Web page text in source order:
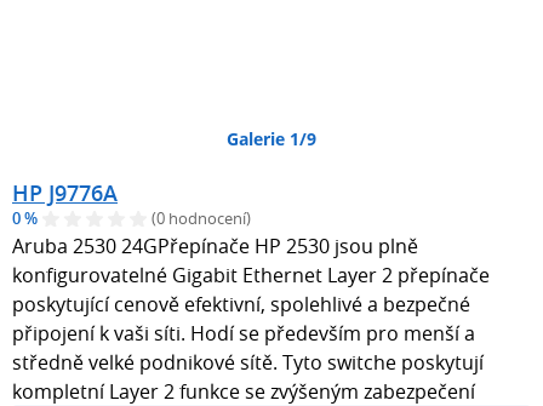
Galerie 1/9
HP J9776A
0 % (0 hodnocení)
Aruba 2530 24GPřepínače HP 2530 jsou plně
konfigurovatelné Gigabit Ethernet Layer 2 přepínače
poskytující cenově efektivní, spolehlivé a bezpečné
připojení k vaši síti. Hodí se především pro menší a
středně velké podnikové sítě. Tyto switche poskytují
kompletní Layer 2 funkce se zvýšeným zabezpečení